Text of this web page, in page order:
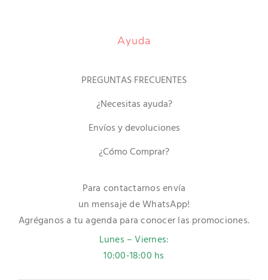
Ayuda
PREGUNTAS FRECUENTES
¿Necesitas ayuda?
Envíos y devoluciones
¿Cómo Comprar?
Para contactarnos envía
un mensaje de WhatsApp!
Agréganos a tu agenda para conocer las promociones.
Lunes – Viernes:
10:00-18:00 hs